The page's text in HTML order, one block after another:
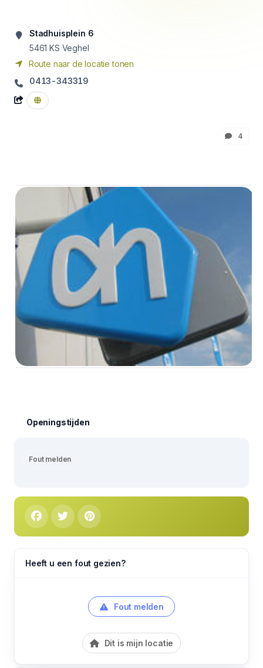
Stadhuisplein 6
5461 KS Veghel
Route naar de locatie tonen
0413-343319
4
Openingstijden
Fout melden
Heeft u een fout gezien?
Fout melden
Dit is mijn locatie